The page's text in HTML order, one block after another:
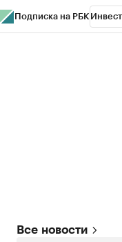
Подписка на РБК
Все новости